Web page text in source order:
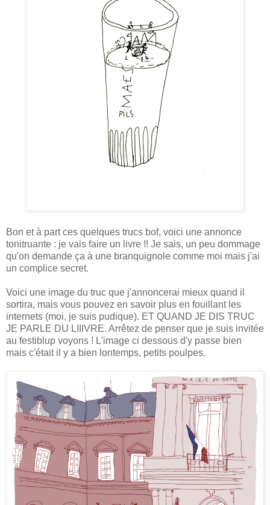
Bon et à part ces quelques trucs bof, voici une annonce
tonitruante : je vais faire un livre !! Je sais, un peu dommage
qu'on demande ça à une branquignole comme moi mais j'ai
un complice secret.
Voici une image du truc que j'annoncerai mieux quand il
sortira, mais vous pouvez en savoir plus en fouillant les
internets (moi, je suis pudique). ET QUAND JE DIS TRUC
JE PARLE DU LIIIVRE. Arrêtez de penser que je suis invitée
au festiblup voyons ! L'image ci dessous d'y passe bien
mais c'était il y a bien lontemps, petits poulpes.